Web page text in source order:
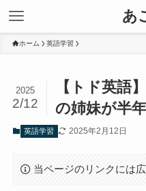
あ
ホーム 英語学習
【トド英語
の姉妹が半
2025
2/12
英語学習 2025年2月12日
当ページのリンクには